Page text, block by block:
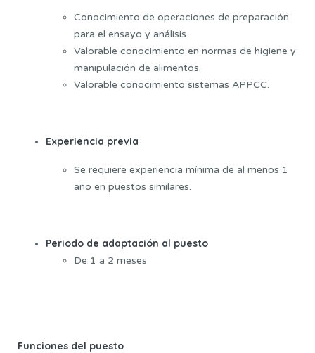
Conocimiento de operaciones de preparación
para el ensayo y análisis.
Valorable conocimiento en normas de higiene y
manipulación de alimentos.
Valorable conocimiento sistemas APPCC.
Experiencia previa
Se requiere experiencia mínima de al menos 1
año en puestos similares.
Periodo de adaptación al puesto
De 1 a 2 meses
Funciones del puesto